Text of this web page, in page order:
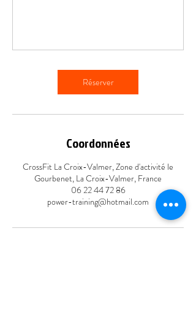
Réserver
Coordonnées
CrossFit La Croix-Valmer, Zone d'activité le
Gourbenet, La Croix-Valmer, France
06 22 44 72 86
power-training@hotmail.com